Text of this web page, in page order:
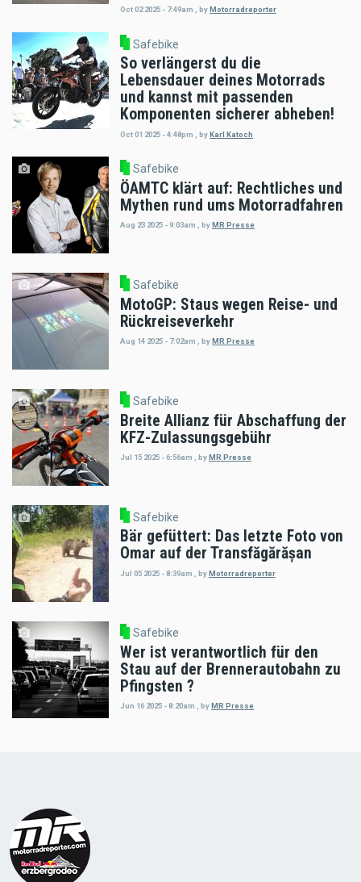
Oct 02 2025 - 7:49am byMotorradreporter
Safebike
So verlängerst du die
Lebensdauer deines Motorrads
und kannst mit passenden
Komponenten sicherer abheben!
Oct 01 2025 - 4:48pm byKarl Katoch
Safebike
ÖAMTC klärt auf: Rechtliches und
Mythen rund ums Motorradfahren
Aug 23 2025 - 9:03am , byMR Presse
Safebike
MotoGP: Staus wegen Reise- und
Rückreiseverkehr
Aug 14 2025 - 7:02am byMR Presse
Safebike
Breite Allianz für Abschaffung der
KFZ-Zulassungsgebühr
Jul 15 2025 - 6:56am byMR Presse
Safebike
Bär gefüttert: Das letzte Foto von
Omar auf der Transfăgărășan
Jul 05 2025 - 8:39am byMotorradreporter
Safebike
Wer ist verantwortlich für den
Stau auf der Brennerautobahn zu
Pfingsten ?
Jun 16 2025 - 8:20am , by MR Presse